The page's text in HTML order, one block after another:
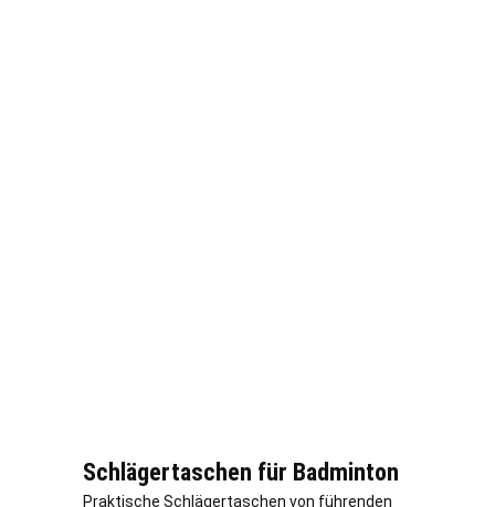
Schlägertaschen für Badminton
Praktische Schlägertaschen von führenden